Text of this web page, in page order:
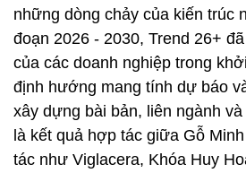
những dòng chảy của kiến trúc
đoạn 2026 - 2030, Trend 26+
của các doanh nghiệp trong
định hướng mang tính dự báo
xây dựng bài bản, liên ngành
là kết quả hợp tác giữa Gỗ
tác như Viglacera, Khóa Huy